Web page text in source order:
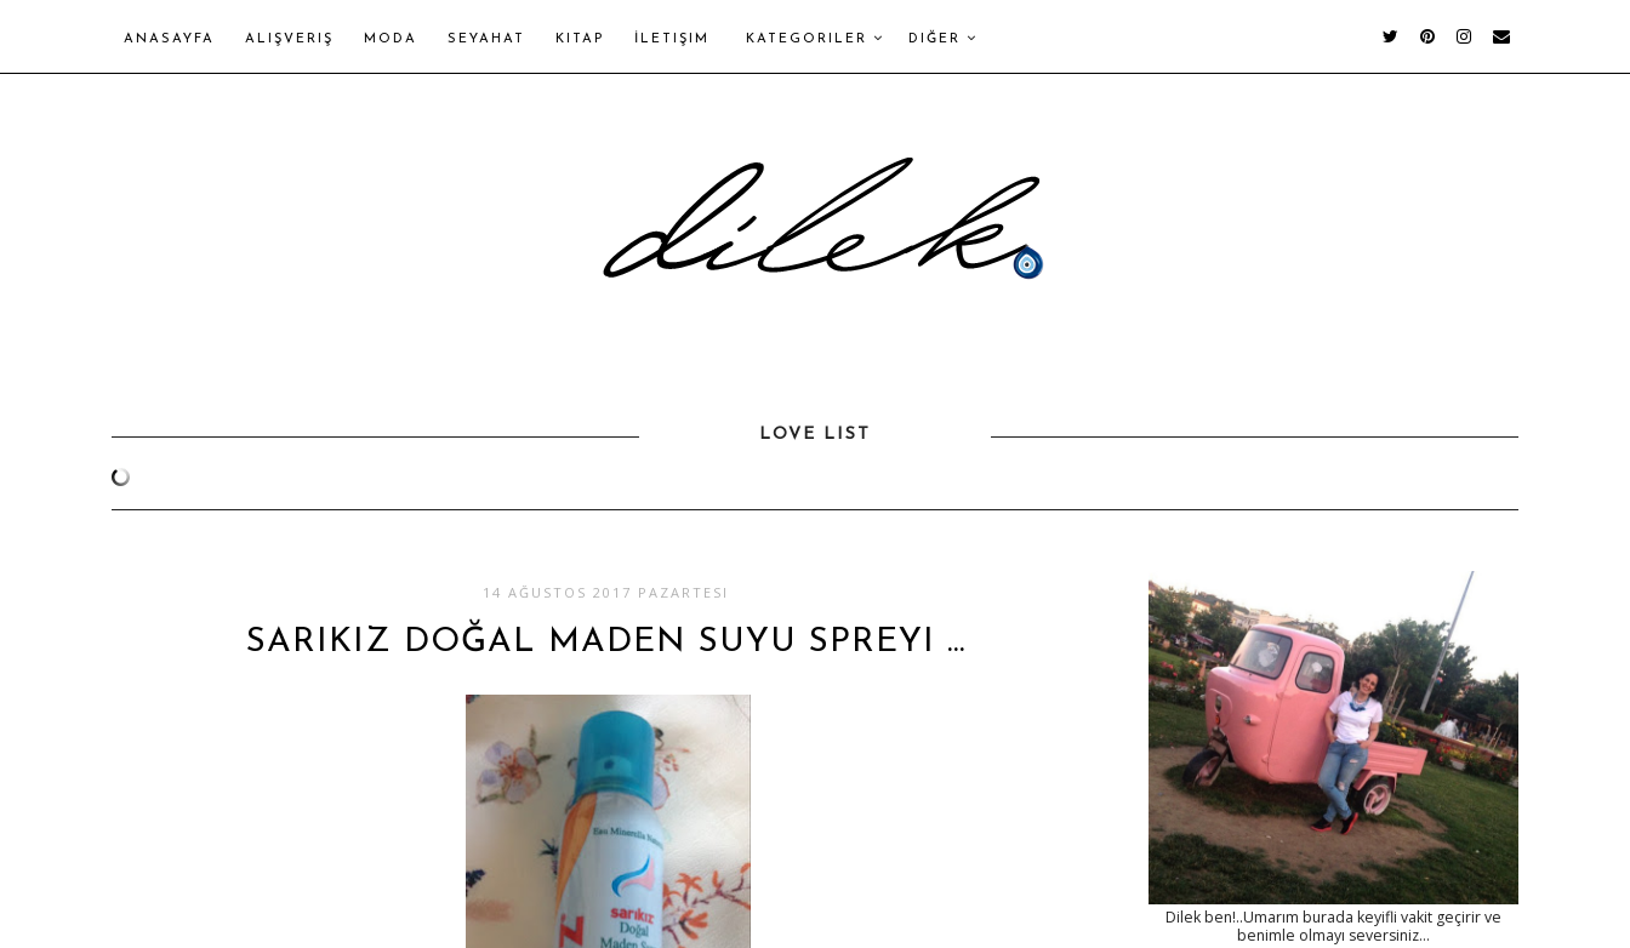
ANASAYFA ALIŞVERIŞ MODA SEYAHAT KITAP İLETIŞIM KATEGORILER DIĞER
LOVE LIST
14 AĞUSTOS 2017 PAZARTESI
SARIKIZ DOĞAL MADEN SUYU SPREYI …
Dilek ben!..Umarım burada keyifli vakit geçirir ve
benimle olmayı seversiniz...